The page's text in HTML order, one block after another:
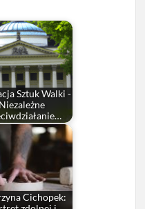
Sztuk Walki -
Niezależne
Cichopek: